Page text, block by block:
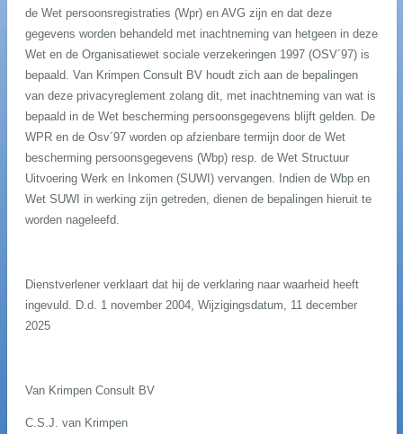
de Wet persoonsregistraties (Wpr) en AVG zijn en dat deze
gegevens worden behandeld met inachtneming van hetgeen in deze
Wet en de Organisatiewet sociale verzekeringen 1997 (OSV´97) is
bepaald. Van Krimpen Consult BV houdt zich aan de bepalingen
van deze privacyreglement zolang dit, met inachtneming van wat is
bepaald in de Wet bescherming persoonsgegevens blijft gelden. De
WPR en de Osv´97 worden op afzienbare termijn door de Wet
bescherming persoonsgegevens (Wbp) resp. de Wet Structuur
Uitvoering Werk en Inkomen (SUWI) vervangen. Indien de Wbp en
Wet SUWI in werking zijn getreden, dienen de bepalingen hieruit te
worden nageleefd.
Dienstverlener verklaart dat hij de verklaring naar waarheid heeft
ingevuld. D.d. 1 november 2004, Wijzigingsdatum, 11 december
2025
Van Krimpen Consult BV
C.S.J. van Krimpen